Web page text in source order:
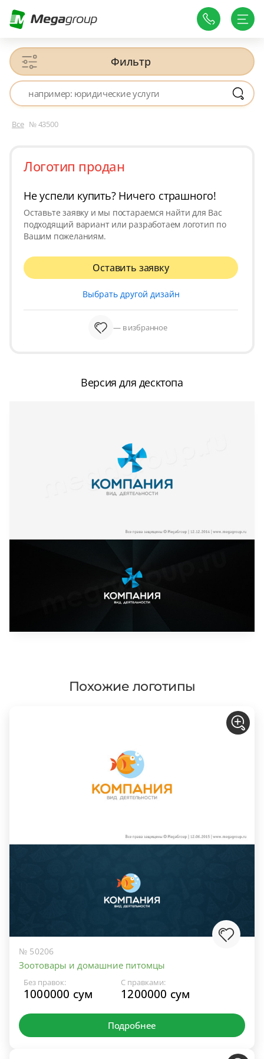
Фильтр
Все № 43500
Логотип продан
Не успели купить? Ничего страшного!
Оставьте заявку и мы постараемся найти для Вас
подходящий вариант или разработаем логотип по
Вашим пожеланиям.
Оставить заявку
Выбрать другой дизайн
— в избранное
Версия для десктопа
Похожие логотипы
№ 50206
Зоотовары и домашние питомцы
Без правок:
1000000 сум
С правками:
1200000 сум
Подробнее